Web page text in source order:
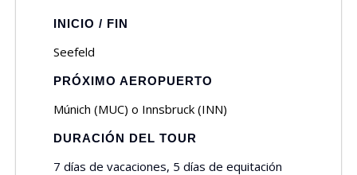
INICIO / FIN
Seefeld
PRÓXIMO AEROPUERTO
Múnich (MUC) o Innsbruck (INN)
DURACIÓN DEL TOUR
7 días de vacaciones, 5 días de equitación